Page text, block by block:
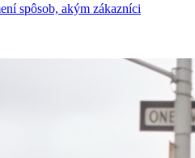
spôsob, akým zákazníci